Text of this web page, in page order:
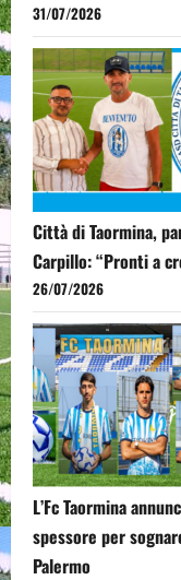
31/07/2026
Città di Taormina,
Carpillo: “Pronti a
26/07/2026
L’Fc Taormina
spessore per
Palermo